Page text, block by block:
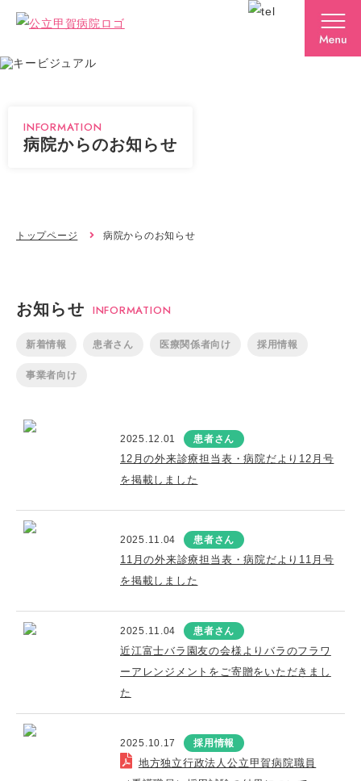
INFORMATION
病院からのお知らせ
トップページ 病院からのお知らせ
お知らせ INFORMATION
新着情報 患者さん 医療関係者向け 採用情報
事業者向け
2025.12.01 患者さん
12月の外来診療担当表・病院だより12月号
を掲載しました
2025.11.04 患者さん
11月の外来診療担当表・病院だより11月号
を掲載しました
2025.11.04 患者さん
近江富士バラ園友の会様よりバラのフラワ
ーアレンジメントをご寄贈をいただきまし
た
2025.10.17 採用情報
地方独立行政法人公立甲賀病院職員